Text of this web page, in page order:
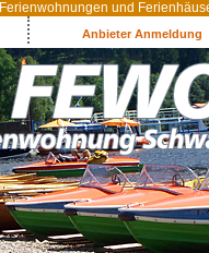
Ferienwohnungen und
Anbieter Anmeldung